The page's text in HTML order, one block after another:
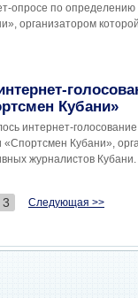
опросе по
организатором
Кубани»
интернет-
Кубани»,
журналистов Кубани.
3 Следующая >>